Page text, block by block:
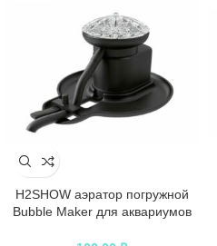
H2SHOW аэратор погружной
Bubble Maker для аквариумов